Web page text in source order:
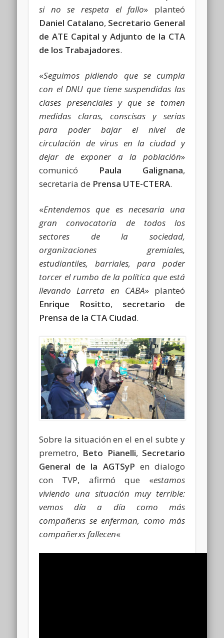
si no se respeta el fallo» planteó
Daniel Catalano, Secretario General
de ATE Capital y Adjunto de la CTA
de los Trabajadores.
«Seguimos pidiendo que se cumpla
con el DNU que tiene suspendidas las
clases presenciales y que se tomen
medidas claras, conscisas y serias
para poder bajar el nivel de
circulación de virus en la ciudad y
dejar de exponer a la población»
comunicó Paula Galignana,
secretaria de Prensa UTE-CTERA.
«Entendemos que es necesaria una
gran convocatoria de todos los
sectores de la sociedad,
organizaciones gremiales,
estudiantiles, barriales, para poder
torcer el rumbo de la política que está
llevando Larreta en CABA» planteó
Enrique Rositto, secretario de
Prensa de la CTA Ciudad.
Sobre la situación en el en el subte y
premetro, Beto Pianelli, Secretario
General de la AGTSyP en dialogo
con TVP, afirmó que «estamos
viviendo una situación muy terrible:
vemos día a día como más
compañerxs se enferman, como más
compañerxs fallecen«